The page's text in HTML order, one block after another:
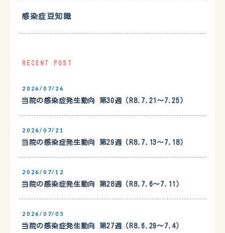
感染症豆知識
RECENT POST
2026/07/26
当院の感染症発生動向 第30週（R8.7.21〜7.25）
2026/07/21
当院の感染症発生動向 第29週（R8.7.13〜7.18）
2026/07/12
当院の感染症発生動向 第28週（R8.7.6〜7.11）
2026/07/05
当院の感染症発生動向 第27週（R8.6.29〜7.4）